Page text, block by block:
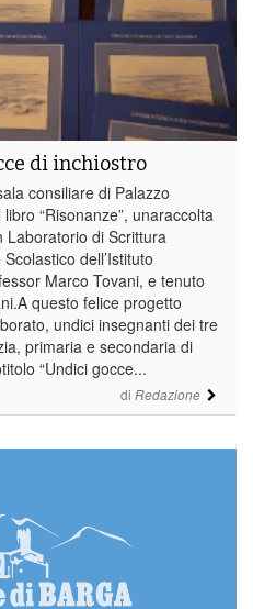
di Redazione
di inchiostro
consiliare di Palazzo
“Risonanze”, unaraccolta
di Scrittura
dell’Istituto
Marco Tovani, e tenuto
questo felice progetto
undici insegnanti dei tre
primaria e secondaria di
“Undici gocce...